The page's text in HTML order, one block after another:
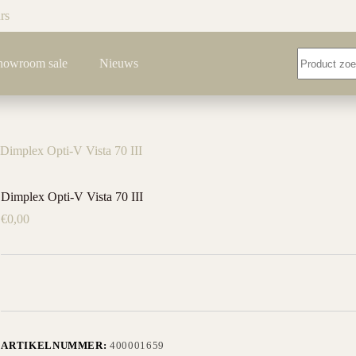
sale Nieuws
resultaten
Dimplex Opti-V Vista 70 III
Dimplex Opti-V Vista 70 III
€0,00
ARTIKELNUMMER:400001659